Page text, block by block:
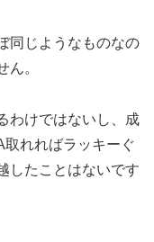
同じようなものなの
ん。
わけではないし、成
れればラッキーぐ
したことはないです